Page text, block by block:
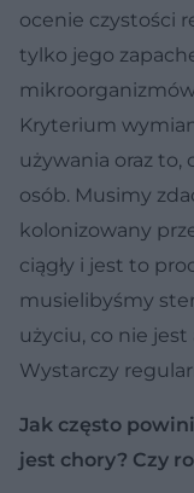
ocenie czystości
tylko jego
Kryterium
używania oraz to,
osób. Musimy
kolonizowany
ciągły i jest to
musielibyśmy
użyciu, co nie
Wystarczy
Jak często
jest chory? Czy